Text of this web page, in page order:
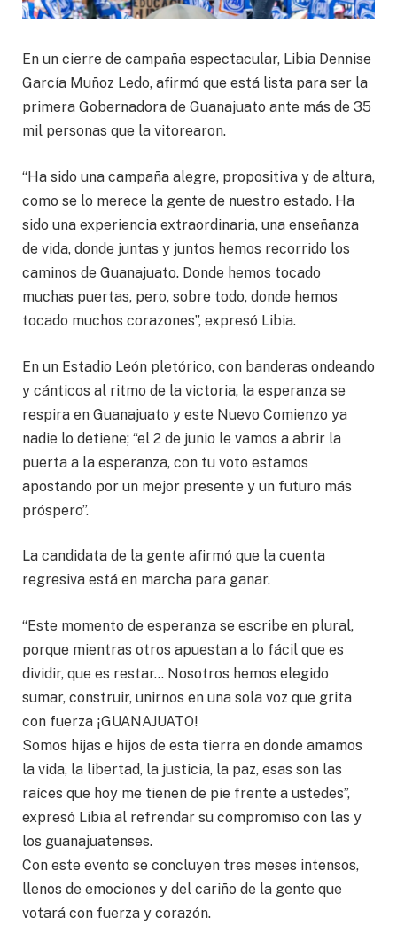
En un cierre de campaña espectacular, Libia Dennise
García Muñoz Ledo, afirmó que está lista para ser la
primera Gobernadora de Guanajuato ante más de 35
mil personas que la vitorearon.
“Ha sido una campaña alegre, propositiva y de altura,
como se lo merece la gente de nuestro estado. Ha
sido una experiencia extraordinaria, una enseñanza
de vida, donde juntas y juntos hemos recorrido los
caminos de Guanajuato. Donde hemos tocado
muchas puertas, pero, sobre todo, donde hemos
tocado muchos corazones”, expresó Libia.
En un Estadio León pletórico, con banderas ondeando
y cánticos al ritmo de la victoria, la esperanza se
respira en Guanajuato y este Nuevo Comienzo ya
nadie lo detiene; “el 2 de junio le vamos a abrir la
puerta a la esperanza, con tu voto estamos
apostando por un mejor presente y un futuro más
próspero”.
La candidata de la gente afirmó que la cuenta
regresiva está en marcha para ganar.
“Este momento de esperanza se escribe en plural,
porque mientras otros apuestan a lo fácil que es
dividir, que es restar… Nosotros hemos elegido
sumar, construir, unirnos en una sola voz que grita
con fuerza ¡GUANAJUATO!
Somos hijas e hijos de esta tierra en donde amamos
la vida, la libertad, la justicia, la paz, esas son las
raíces que hoy me tienen de pie frente a ustedes”,
expresó Libia al refrendar su compromiso con las y
los guanajuatenses.
Con este evento se concluyen tres meses intensos,
llenos de emociones y del cariño de la gente que
votará con fuerza y corazón.